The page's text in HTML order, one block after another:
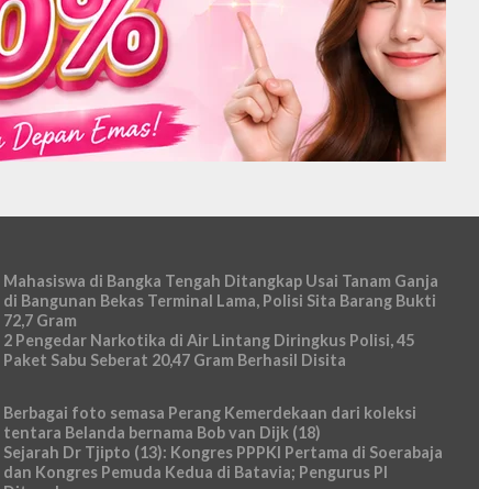
Mahasiswa di Bangka Tengah Ditangkap Usai Tanam Ganja
di Bangunan Bekas Terminal Lama, Polisi Sita Barang Bukti
72,7 Gram
2 Pengedar Narkotika di Air Lintang Diringkus Polisi, 45
Paket Sabu Seberat 20,47 Gram Berhasil Disita
Berbagai foto semasa Perang Kemerdekaan dari koleksi
tentara Belanda bernama Bob van Dijk (18)
Sejarah Dr Tjipto (13): Kongres PPPKI Pertama di Soerabaja
dan Kongres Pemuda Kedua di Batavia; Pengurus PI